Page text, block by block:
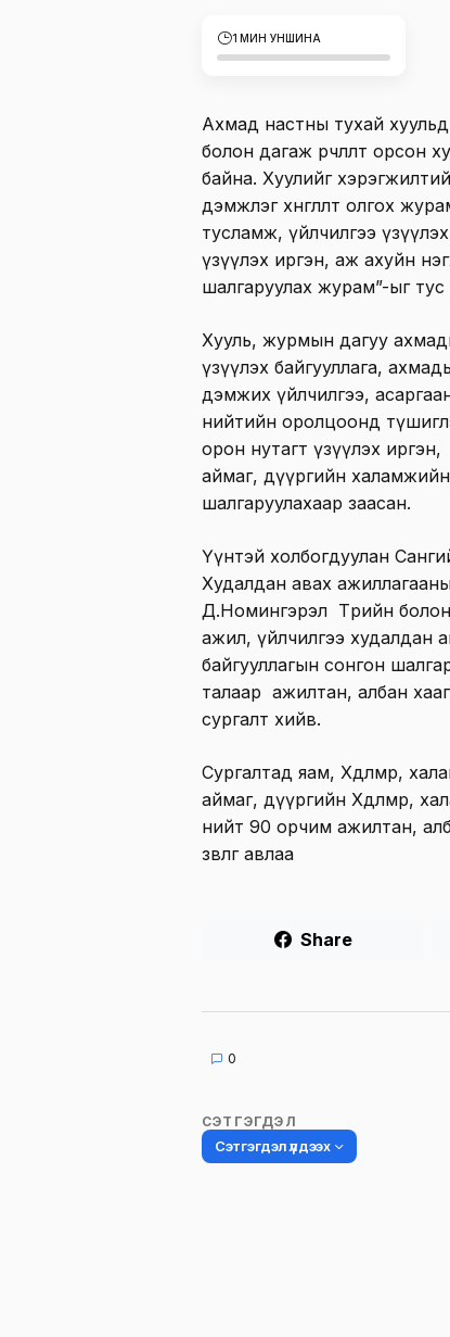
1 МИН УНШИНА
Ахмад настны тухай хуульд
болон дагаж өөрчлөлт
байна. Хуулийг
дэмжлэг хөнгөлөлт олгох
тусламж, үйлчилгээ
үзүүлэх иргэн, аж ахуйн
шалгаруулах журам”-ыг тус
Хууль, журмын дагуу
үзүүлэх байгууллага,
дэмжих үйлчилгээ,
нийтийн оролцоонд
орон нутагт үзүүлэх
аймаг, дүүргийн халамжийн
шалгаруулахаар заасан.
Үүнтэй холбогдуулан
Худалдан авах
Д.Номингэрэл Төрийн болон
ажил, үйлчилгээ худалдан
байгууллагын сонгон
талаар ажилтан, албан
сургалт хийв.
Сургалтад яам, Хөдөлмөр,
аймаг, дүүргийн Хөдөлмөр,
нийт 90 орчим ажилтан,
зөвлөгөө авлаа
Share
0
СЭТГЭГДЭЛ
Сэтгэгдэл үлдээх